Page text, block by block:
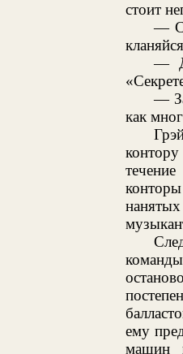
стоит
—
—
—
как
ему
машин